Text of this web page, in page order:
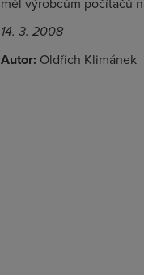
14. 3. 2008
Autor: Oldřich Klimánek